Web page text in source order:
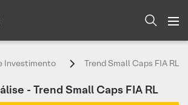
Investimento Trend Small Caps FIA RL
- Trend Small Caps FIA RL